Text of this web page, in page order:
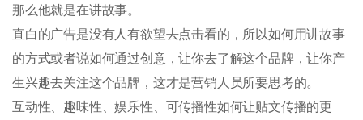
那么他就是在讲故事。
直白的广告是没有人有欲望去点击看的，所以如何用讲故事
的方式或者说如何通过创意，让你去了解这个品牌，让你产
生兴趣去关注这个品牌，这才是营销人员所要思考的。
互动性、趣味性、娱乐性、可传播性如何让贴文传播的更